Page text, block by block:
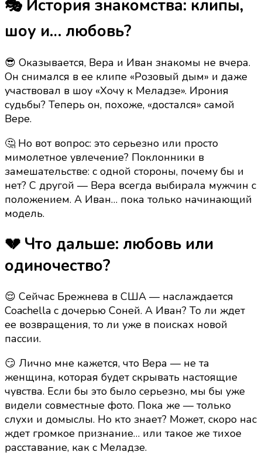
🎭 История знакомства: клипы,
шоу и… любовь?
😎 Оказывается, Вера и Иван знакомы не вчера.
Он снимался в ее клипе «Розовый дым» и даже
участвовал в шоу «Хочу к Меладзе». Ирония
судьбы? Теперь он, похоже, «достался» самой
Вере.
🤔 Но вот вопрос: это серьезно или просто
мимолетное увлечение? Поклонники в
замешательстве: с одной стороны, почему бы и
нет? С другой — Вера всегда выбирала мужчин с
положением. А Иван… пока только начинающий
модель.
💔 Что дальше: любовь или
одиночество?
😌 Сейчас Брежнева в США — наслаждается
Coachella с дочерью Соней. А Иван? То ли ждет
ее возвращения, то ли уже в поисках новой
пассии.
😏 Лично мне кажется, что Вера — не та
женщина, которая будет скрывать настоящие
чувства. Если бы это было серьезно, мы бы уже
видели совместные фото. Пока же — только
слухи и домыслы. Но кто знает? Может, скоро нас
ждет громкое признание… или такое же тихое
расставание, как с Меладзе.